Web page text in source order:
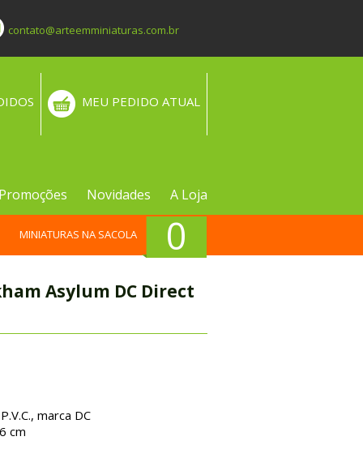
contato@arteemminiaturas.com.br
MEU PEDIDO ATUAL
Promoções Novidades A Loja
0
MINIATURAS NA SACOLA
Asylum DC Direct
marca DC
cm